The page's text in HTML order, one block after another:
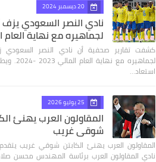
20 ديسمبر 2024
نادي النصر السعودي يزف
لجماهيره مع نهاية العام
كشفت تقارير صحفية أن نادي النصر السعودي
لجماهيره مع
استعاد…
25 يوليو 2026
المقاولون العرب يهنئ
شوقي غريب
المقاولون العرب يهنئ الكابتن شوقي غريب
نادي المقاولون العرب برئاسة المهندس محسن